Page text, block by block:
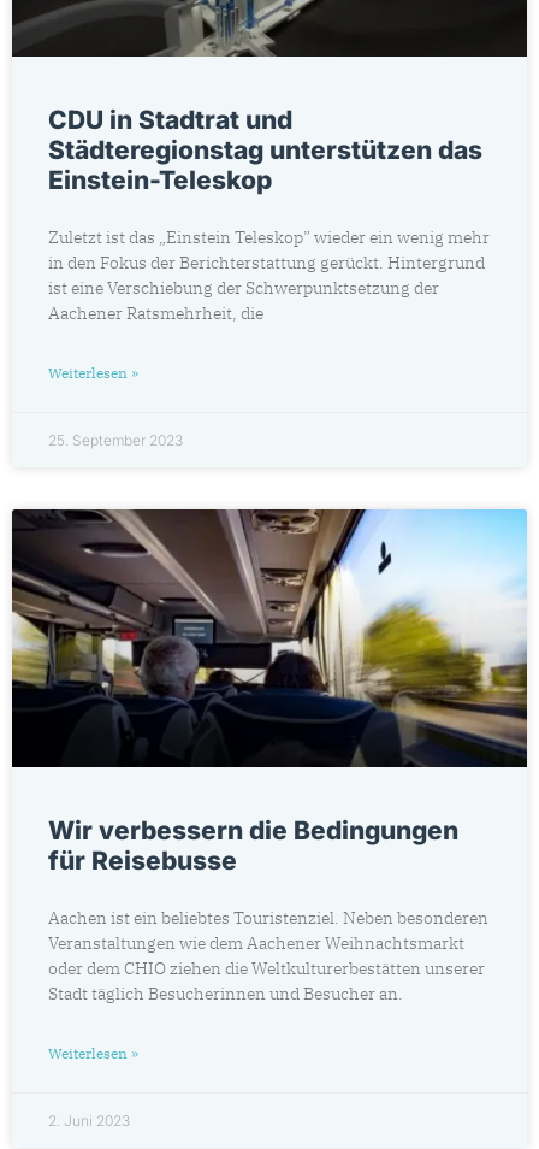
CDU in Stadtrat und
Städteregionstag unterstützen das
Einstein-Teleskop
Zuletzt ist das „Einstein Teleskop” wieder ein wenig mehr
in den Fokus der Berichterstattung gerückt. Hintergrund
ist eine Verschiebung der Schwerpunktsetzung der
Aachener Ratsmehrheit, die
Weiterlesen »
25. September 2023
Wir verbessern die Bedingungen
für Reisebusse
Aachen ist ein beliebtes Touristenziel. Neben besonderen
Veranstaltungen wie dem Aachener Weihnachtsmarkt
oder dem CHIO ziehen die Weltkulturerbestätten unserer
Stadt täglich Besucherinnen und Besucher an.
Weiterlesen »
2. Juni 2023